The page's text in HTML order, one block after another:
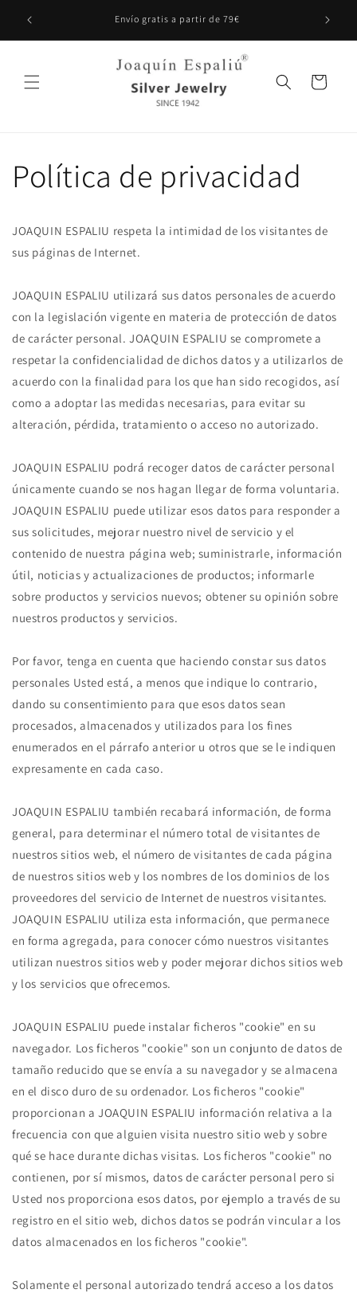
directamente
Envío gratis a partir de 79€
Carrito
Política de privacidad
JOAQUIN ESPALIU respeta la intimidad de los visitantes de
sus páginas de Internet.
JOAQUIN ESPALIU utilizará sus datos personales de acuerdo
con la legislación vigente en materia de protección de datos
de carácter personal. JOAQUIN ESPALIU se compromete a
respetar la confidencialidad de dichos datos y a utilizarlos de
acuerdo con la finalidad para los que han sido recogidos, así
como a adoptar las medidas necesarias, para evitar su
alteración, pérdida, tratamiento o acceso no autorizado.
JOAQUIN ESPALIU podrá recoger datos de carácter personal
únicamente cuando se nos hagan llegar de forma voluntaria.
JOAQUIN ESPALIU puede utilizar esos datos para responder a
sus solicitudes, mejorar nuestro nivel de servicio y el
contenido de nuestra página web; suministrarle, información
útil, noticias y actualizaciones de productos; informarle
sobre productos y servicios nuevos; obtener su opinión sobre
nuestros productos y servicios.
Por favor, tenga en cuenta que haciendo constar sus datos
personales Usted está, a menos que indique lo contrario,
dando su consentimiento para que esos datos sean
procesados, almacenados y utilizados para los fines
enumerados en el párrafo anterior u otros que se le indiquen
expresamente en cada caso.
JOAQUIN ESPALIU también recabará información, de forma
general, para determinar el número total de visitantes de
nuestros sitios web, el número de visitantes de cada página
de nuestros sitios web y los nombres de los dominios de los
proveedores del servicio de Internet de nuestros visitantes.
JOAQUIN ESPALIU utiliza esta información, que permanece
en forma agregada, para conocer cómo nuestros visitantes
utilizan nuestros sitios web y poder mejorar dichos sitios web
y los servicios que ofrecemos.
JOAQUIN ESPALIU puede instalar ficheros "cookie" en su
navegador. Los ficheros "cookie" son un conjunto de datos de
tamaño reducido que se envía a su navegador y se almacena
en el disco duro de su ordenador. Los ficheros "cookie"
proporcionan a JOAQUIN ESPALIU información relativa a la
frecuencia con que alguien visita nuestro sitio web y sobre
qué se hace durante dichas visitas. Los ficheros "cookie" no
contienen, por sí mismos, datos de carácter personal pero si
Usted nos proporciona esos datos, por ejemplo a través de su
registro en el sitio web, dichos datos se podrán vincular a los
datos almacenados en los ficheros "cookie".
Solamente el personal autorizado tendrá acceso a los datos